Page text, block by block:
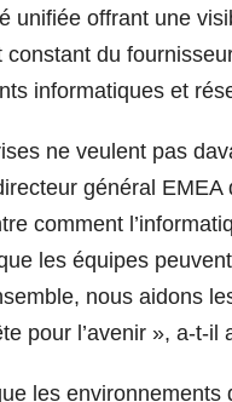
unifiée offrant une
constant du
informatiques et
ne veulent pas
général
comment
les équipes
nous aidons
pour l’avenir », a-t-il
les